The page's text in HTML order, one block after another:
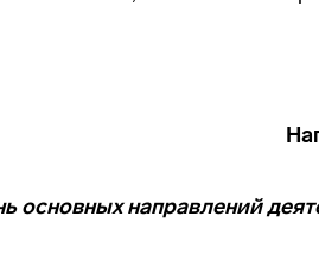
основных направлений